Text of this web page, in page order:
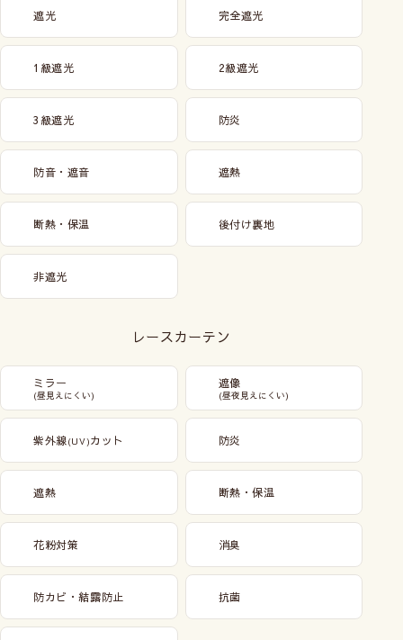
遮光 完全遮光
1級遮光 2級遮光
3級遮光 防炎
防音・遮音 遮熱
断熱・保温 後付け裏地
非遮光
レースカーテン
ミラー
(昼見えにくい)
遮像
(昼夜見えにくい)
紫外線(UV)カット 防炎
遮熱 断熱・保温
花粉対策 消臭
防カビ・結露防止 抗菌